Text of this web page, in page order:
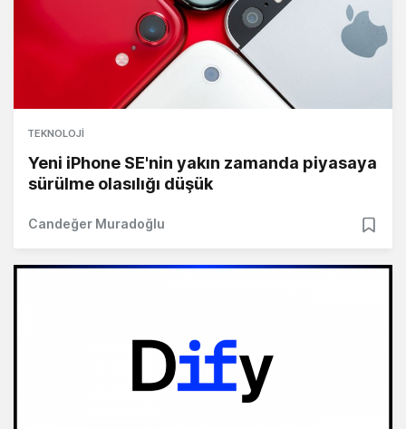
TEKNOLOJI
Yeni iPhone SE'nin yakın zamanda piyasaya
sürülme olasılığı düşük
Candeğer Muradoğlu